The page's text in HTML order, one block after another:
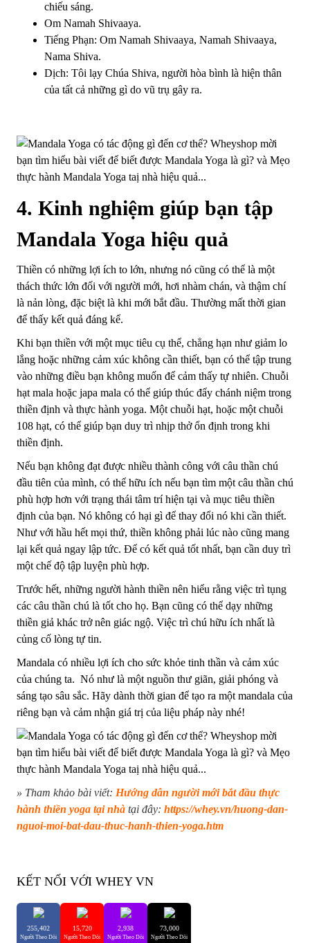
chiếu sáng.
Om Namah Shivaaya.
Tiếng Phạn: Om Namah Shivaaya, Namah Shivaaya,
Nama Shiva.
Dịch: Tôi lạy Chúa Shiva, người hòa bình là hiện thân
của tất cả những gì do vũ trụ gây ra.
4. Kinh nghiệm giúp bạn tập
Mandala Yoga hiệu quả
Thiền có những lợi ích to lớn, nhưng nó cũng có thể là một
thách thức lớn đối với người mới, hơi nhàm chán, và thậm chí
là nản lòng, đặc biệt là khi mới bắt đầu. Thường mất thời gian
để thấy kết quả đáng kể.
Khi bạn thiền với một mục tiêu cụ thể, chẳng hạn như giảm lo
lắng hoặc những cảm xúc không cần thiết, bạn có thể tập trung
vào những điều bạn không muốn để cảm thấy tự nhiên. Chuỗi
hạt mala hoặc japa mala có thể giúp thúc đẩy chánh niệm trong
thiền định và thực hành yoga. Một chuỗi hạt, hoặc một chuỗi
108 hạt, có thể giúp bạn duy trì nhịp thở ổn định trong khi
thiền định.
Nếu bạn không đạt được nhiều thành công với câu thần chú
đầu tiên của mình, có thể hữu ích nếu bạn tìm một câu thần chú
phù hợp hơn với trạng thái tâm trí hiện tại và mục tiêu thiền
định của bạn. Nó không có hại gì để thay đổi nó khi cần thiết.
Như với hầu hết mọi thứ, thiền không phải lúc nào cũng mang
lại kết quả ngay lập tức. Để có kết quả tốt nhất, bạn cần duy trì
một chế độ tập luyện phù hợp.
Trước hết, những người hành thiền nên hiểu rằng việc trì tụng
các câu thần chú là tốt cho họ. Bạn cũng có thể dạy những
thiền giả khác trở nên giác ngộ. Việc trì chú hữu ích nhất là
củng cố lòng tự tin.
Mandala có nhiều lợi ích cho sức khỏe tinh thần và cảm xúc
của chúng ta. Nó như là một nguồn thư giãn, giải phóng và
sáng tạo sâu sắc. Hãy dành thời gian để tạo ra một mandala của
riêng bạn và cảm nhận giá trị của liệu pháp này nhé!
» Tham khảo bài viết: Hướng dẫn người mới bắt đầu thực
hành thiền yoga tại nhà tại đây: https://whey.vn/huong-dan-
nguoi-moi-bat-dau-thuc-hanh-thien-yoga.htm
KẾT NỐI VỚI WHEY VN
255,402
Người Theo Dõi
15,720
Người Theo Dõi
2,938
Người Theo Dõi
73,000
Người Theo Dõi